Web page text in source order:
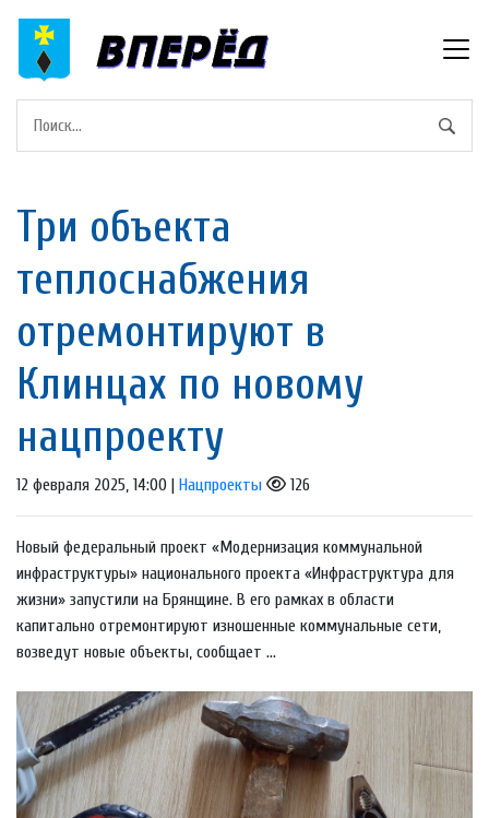
Три объекта
теплоснабжения
отремонтируют в
Клинцах по новому
нацпроекту
12 февраля 2025, 14:00 | Нацпроекты 126
Новый федеральный проект «Модернизация коммунальной
инфраструктуры» национального проекта «Инфраструктура для
жизни» запустили на Брянщине. В его рамках в области
капитально отремонтируют изношенные коммунальные сети,
возведут новые объекты, сообщает ...